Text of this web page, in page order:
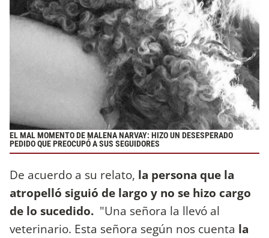
EL MAL MOMENTO DE MALENA NARVAY: HIZO UN DESESPERADO
PEDIDO QUE PREOCUPÓ A SUS SEGUIDORES
De acuerdo a su relato, la persona que la
atropelló siguió de largo y no se hizo cargo
de lo sucedido. "Una señora la llevó al
veterinario. Esta señora según nos cuenta la